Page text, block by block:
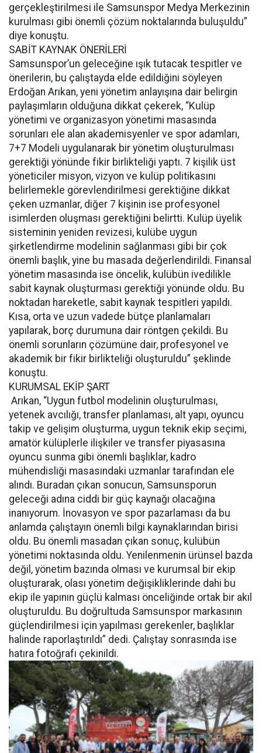
gerçekleştirilmesi ile Samsunspor Medya Merkezinin
kurulması gibi önemli çözüm noktalarında buluşuldu”
diye konuştu.
SABİT KAYNAK ÖNERİLERİ
Samsunspor’un geleceğine ışık tutacak tespitler ve
önerilerin, bu çalıştayda elde edildiğini söyleyen
Erdoğan Arıkan, yeni yönetim anlayışına dair belirgin
paylaşımların olduğuna dikkat çekerek, “Kulüp
yönetimi ve organizasyon yönetimi masasında
sorunları ele alan akademisyenler ve spor adamları,
7+7 Modeli uygulanarak bir yönetim oluşturulması
gerektiği yönünde fikir birlikteliği yaptı. 7 kişilik üst
yöneticiler misyon, vizyon ve kulüp politikasını
belirlemekle görevlendirilmesi gerektiğine dikkat
çeken uzmanlar, diğer 7 kişinin ise profesyonel
isimlerden oluşması gerektiğini belirtti. Kulüp üyelik
sisteminin yeniden revizesi, kulübe uygun
şirketlendirme modelinin sağlanması gibi bir çok
önemli başlık, yine bu masada değerlendirildi. Finansal
yönetim masasında ise öncelik, kulübün ivedilikle
sabit kaynak oluşturması gerektiği yönünde oldu. Bu
noktadan hareketle, sabit kaynak tespitleri yapıldı.
Kısa, orta ve uzun vadede bütçe planlamaları
yapılarak, borç durumuna dair röntgen çekildi. Bu
önemli sorunların çözümüne dair, profesyonel ve
akademik bir fikir birlikteliği oluşturuldu” şeklinde
konuştu.
KURUMSAL EKİP ŞART
Arıkan, “Uygun futbol modelinin oluşturulması,
yetenek avcılığı, transfer planlaması, alt yapı, oyuncu
takip ve gelişim oluşturma, uygun teknik ekip seçimi,
amatör külüplerle ilişkiler ve transfer piyasasına
oyuncu sunma gibi önemli başlıklar, kadro
mühendisliği masasındaki uzmanlar tarafından ele
alındı. Buradan çıkan sonucun, Samsunsporun
geleceği adına ciddi bir güç kaynağı olacağına
inanıyorum. İnovasyon ve spor pazarlaması da bu
anlamda çalıştayın önemli bilgi kaynaklarından birisi
oldu. Bu önemli masadan çıkan sonuç, kulübün
yönetimi noktasında oldu. Yenilenmenin ürünsel bazda
değil, yönetim bazında olması ve kurumsal bir ekip
oluşturarak, olası yönetim değişikliklerinde dahi bu
ekip ile yapının güçlü kalması önceliğinde ortak bir akıl
oluşturuldu. Bu doğrultuda Samsunspor markasının
güçlendirilmesi için yapılması gerekenler, başlıklar
halinde raporlaştırıldı” dedi. Çalıştay sonrasında ise
hatıra fotoğrafı çekinildi.